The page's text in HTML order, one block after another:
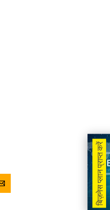
बिज़नेस प्लान प्राप्त करें